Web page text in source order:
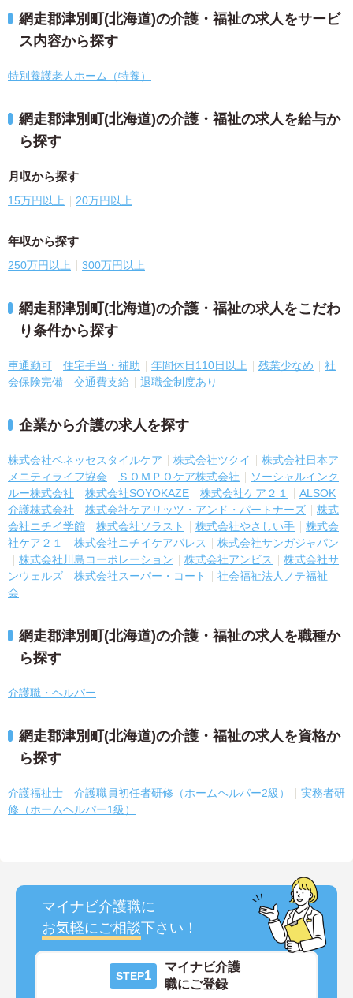
網走郡津別町(北海道)の介護・福祉の求人をサービ
ス内容から探す
特別養護老人ホーム（特養）
網走郡津別町(北海道)の介護・福祉の求人を給与か
ら探す
月収から探す
15万円以上 20万円以上
年収から探す
250万円以上 300万円以上
網走郡津別町(北海道)の介護・福祉の求人をこだわ
り条件から探す
車通勤可 住宅手当・補助 年間休日110日以上 残業少なめ
社
会保険完備
交通費支給 退職金制度あり
企業から介護の求人を探す
株式会社ベネッセスタイルケア 株式会社ツクイ
株式会社日本ア
メニティライフ協会
ＳＯＭＰＯケア株式会社
ソーシャルインク
ルー株式会社
株式会社SOYOKAZE 株式会社ケア２１
ALSOK
介護株式会社
株式会社ケアリッツ・アンド・パートナーズ
株式
会社ニチイ学館
株式会社ソラスト 株式会社やさしい手
株式会
社ケア２１
株式会社ニチイケアパレス
株式会社サンガジャパン
株式会社川島コーポレーション
株式会社アンビス
株式会社サ
ンウェルズ
株式会社スーパー・コート
社会福祉法人ノテ福祉
会
網走郡津別町(北海道)の介護・福祉の求人を職種か
ら探す
介護職・ヘルパー
網走郡津別町(北海道)の介護・福祉の求人を資格か
ら探す
介護福祉士 介護職員初任者研修（ホームヘルパー2級）
実務者研
修（ホームヘルパー1級）
マイナビ介護職に
お気軽にご相談下さい！
STEP1
マイナビ介護
職にご登録